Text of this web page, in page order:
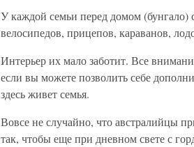
У каждой семьи перед домом (бунгало)
велосипедов, прицепов, караванов,
Интерьер их мало заботит. Все
если вы можете позволить себе
здесь живет семья.
Вовсе не случайно, что австралийцы
так, чтобы еще при дневном свете с